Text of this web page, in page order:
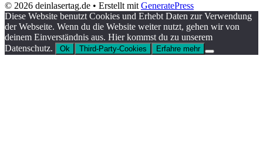
© 2026 deinlasertag.de • Erstellt mitGeneratePress
Diese Website benutzt Cookies und Erhebt Daten zur Verwendung
der Webseite. Wenn du die Website weiter nutzt, gehen wir von
deinem Einverständnis aus. Hier kommst du zu unserem
Datenschutz.
Ok Third-Party-Cookies Erfahre mehr